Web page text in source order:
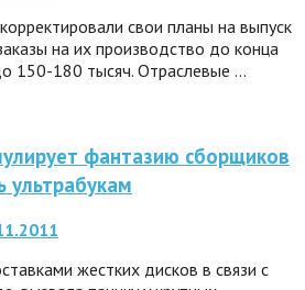
свои планы на выпуск
на их производство до конца
150-180 тысяч. Отраслевые …
фантазию сборщиков
жестких дисков в связи с